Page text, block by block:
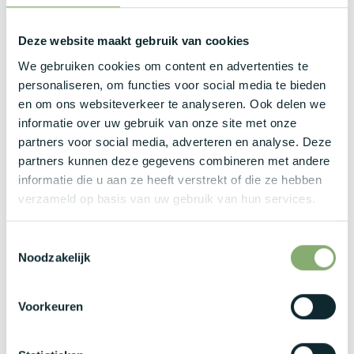
Deze website maakt gebruik van cookies
We gebruiken cookies om content en advertenties te
personaliseren, om functies voor social media te bieden
en om ons websiteverkeer te analyseren. Ook delen we
informatie over uw gebruik van onze site met onze
partners voor social media, adverteren en analyse. Deze
partners kunnen deze gegevens combineren met andere
informatie die u aan ze heeft verstrekt of die ze hebben
verzameld op basis van uw gebruik van hun services.
Noodzakelijk
Voorkeuren
ownership te nemen.
Een achtergrond in ERP-implementaties, business
plus, maar ook gemotiveerde schoolverlaters komen
nadrukkelijk in aanmerking.
Er is bereidheid om regelmatig naar klanten te reizen
voor meetings en workshops, in combinatie met werk
vanuit de uitvalsbasis in Sint-Denijs-Westrem.
Wat bieden wij jou?
2500 tot € 4500 per maand, volledig afgestemd op de
Een moderne bedrijfswagen met laadkaart om de
verplaatsingen naar klanten en het kantoor comfortabel